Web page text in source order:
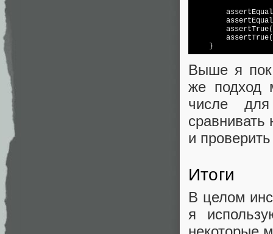
Выше я
же подход
числе
и
Итоги
В целом
я